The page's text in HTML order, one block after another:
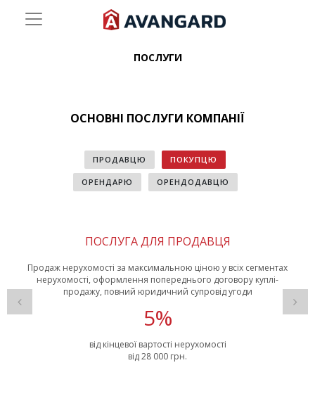
ПОСЛУГИ
ОСНОВНІ ПОСЛУГИ КОМПАНІЇ
ПРОДАВЦЮ ПОКУПЦЮ
ОРЕНДАРЮ ОРЕНДОДАВЦЮ
ПОСЛУГА ДЛЯ ПРОДАВЦЯ
Продаж нерухомості за максимальною ціною у всіх сегментах
нерухомості, оформлення попереднього договору куплі-
продажу, повний юридичний супровід угоди
5%
від кінцевої вартості нерухомості
від 28 000 грн.